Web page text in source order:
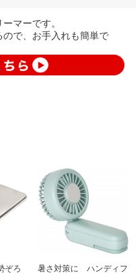
マーです。
で、お手入れも簡単で
ぞろ
暑さ対策に ハンディフ